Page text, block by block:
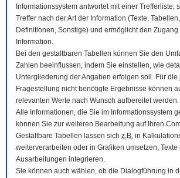
Informationssystem antwortet mit einer Trefferliste;
Treffer nach der Art der Information (Texte,
Definitionen, Sonstige) und ermöglicht den
Information.
Bei den gestaltbaren Tabellen können Sie den
Zahlen beeinflussen, indem Sie einstellen, wie
Untergliederung der Angaben erfolgen soll. Für die
Fragestellung nicht benötigte Ergebnisse können
relevanten Werte nach Wunsch aufbereitet werden.
Alle Informationen, die Sie im Informationssystem
können Sie zur weiteren Bearbeitung auf Ihren
Gestaltbare Tabellen lassen sich z.B. in
weiterverarbeiten oder in Grafiken umsetzen, Texte
Ausarbeitungen integrieren.
Sie können auch wählen, ob die Dialogführung in